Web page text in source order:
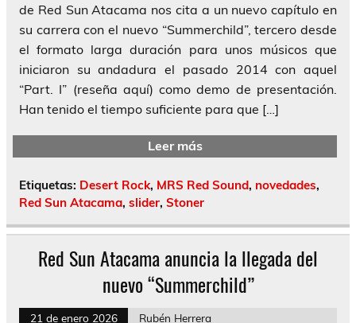
de Red Sun Atacama nos cita a un nuevo capítulo en
su carrera con el nuevo “Summerchild”, tercero desde
el formato larga duración para unos músicos que
iniciaron su andadura el pasado 2014 con aquel
“Part. I” (reseña aquí) como demo de presentación.
Han tenido el tiempo suficiente para que […]
Leer más
Etiquetas: Desert Rock, MRS Red Sound, novedades,
Red Sun Atacama, slider, Stoner
Red Sun Atacama anuncia la llegada del
nuevo “Summerchild”
21 de enero 2026
Rubén Herrera